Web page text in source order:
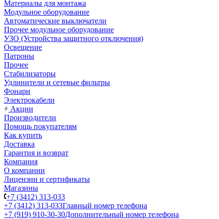
Материалы для монтажа
Модульное оборудование
Автоматические выключатели
Прочее модульное оборудование
УЗО (Устройства защитного отключения)
Освещение
Патроны
Прочее
Стабилизаторы
Удлинители и сетевые фильтры
Фонари
Электрокабели
Акции
Производители
Помощь покупателям
Как купить
Доставка
Гарантия и возврат
Компания
О компании
Лицензии и сертификаты
Магазины
+7 (3412) 313-033
+7 (3412) 313-033Главный номер телефона
+7 (919) 910-30-30Дополнительный номер телефона